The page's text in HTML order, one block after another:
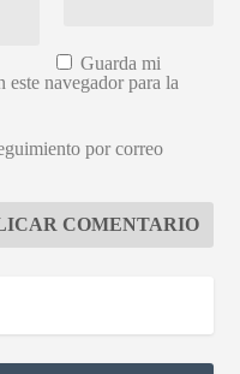
Guarda mi
navegador para la
por correo